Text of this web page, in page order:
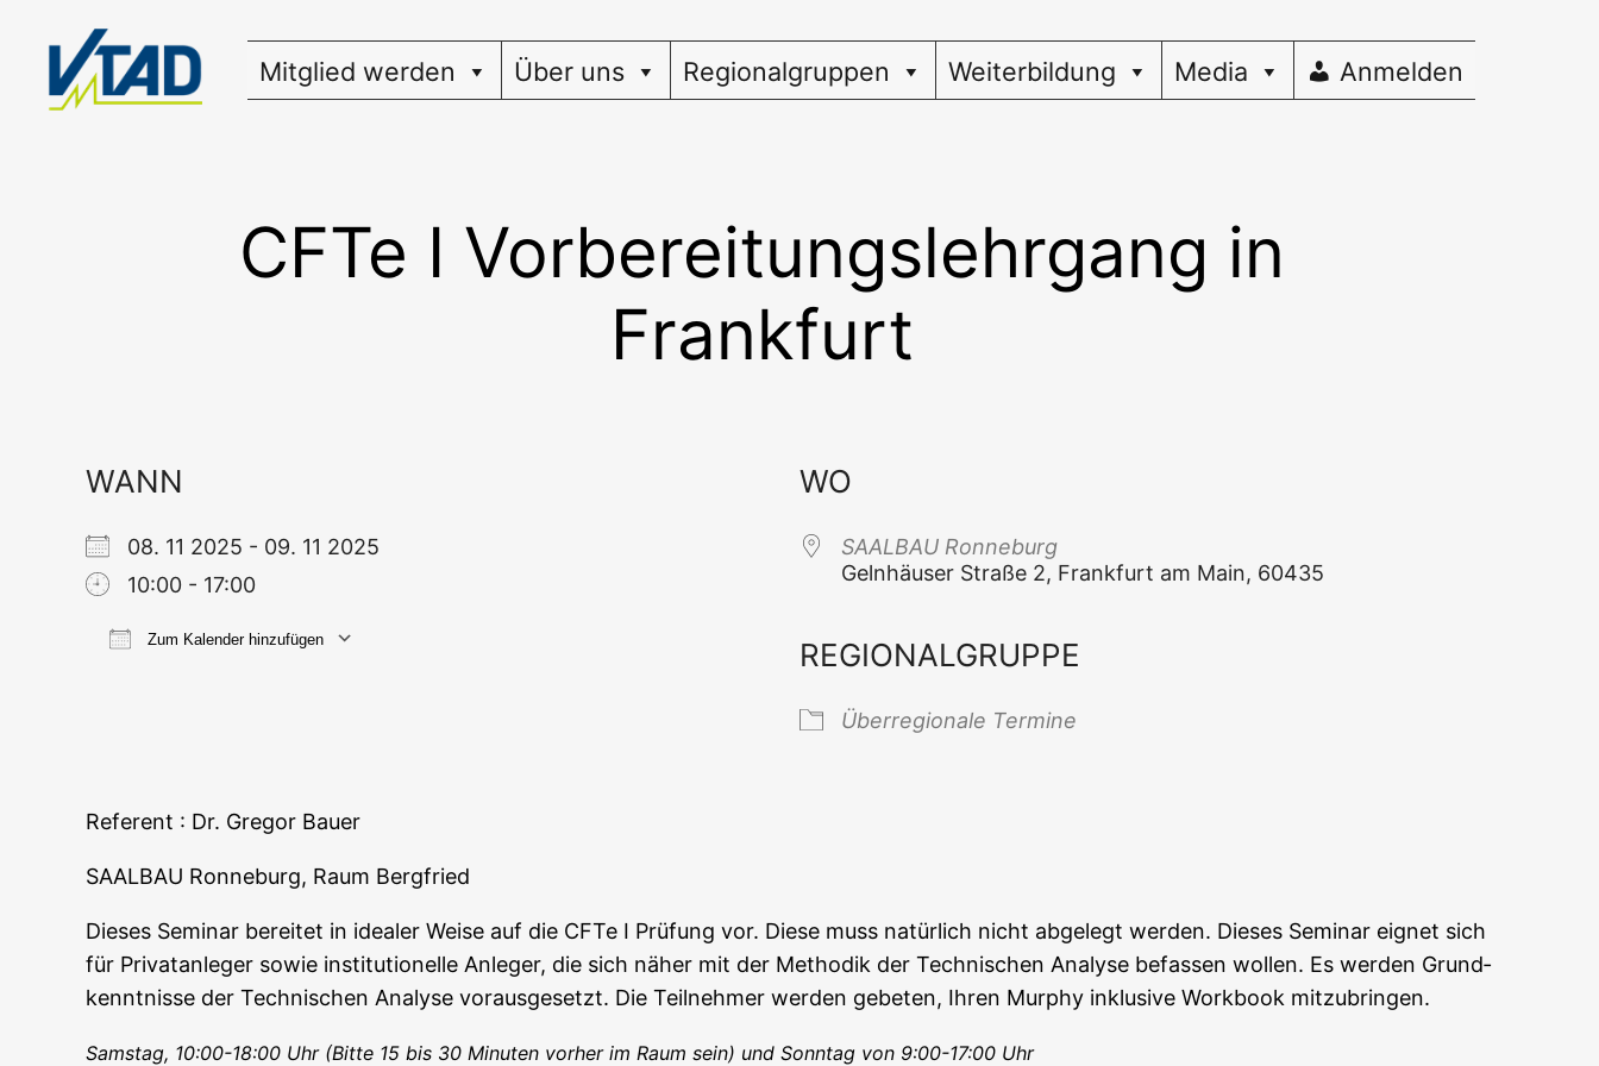
springen
Mitglied werden Über uns Regionalgruppen Weiterbildung Media Anmelden
CFTe I Vorbereitungslehrgang in
Frankfurt
WANN
08. 11 2025 - 09. 11 2025
10:00 - 17:00
Zum Kalender hinzufügen
WO
SAALBAU Ron­ne­burg
Geln­häu­ser Stra­ße 2, Frank­furt am Main, 60435
REGIONALGRUPPE
Über­re­gio­na­le Termine
Refe­rent : Dr. Gre­gor Bauer
SAALBAU Ron­ne­burg, Raum Bergfried
Die­ses Semi­nar berei­tet in idea­ler Wei­se auf die CFTe I Prü­fung vor. Die­se muss natür­lich nicht abge­legt wer­den. Die­ses Semi­nar eig­net sich
für Pri­vat­an­le­ger sowie insti­tu­tio­nel­le Anle­ger, die sich näher mit der Metho­dik der Tech­ni­schen Ana­ly­se befas­sen wol­len. Es wer­den Grund­
kennt­nis­se der Tech­ni­schen Ana­ly­se vor­aus­ge­setzt. Die Teil­neh­mer wer­den gebe­ten, Ihren Mur­phy inklu­si­ve Work­book mitzubringen.
Sams­tag, 10:00-18:00 Uhr (Bit­te 15 bis 30 Minu­ten vor­her im Raum sein) und Sonn­tag von 9:00-17:00 Uhr